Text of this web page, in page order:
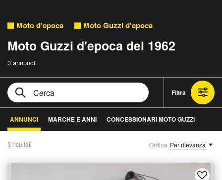
Moto d'epoca Moto Guzzi d'epoca
Moto Guzzi d'epoca del 1962
3 annunci
Filtra
ANNUNCI MARCHE E ANNI CONCESSIONARI MOTO GUZZI
3 risultati Ordina Per rilevanza